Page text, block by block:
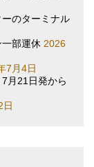
のターミナル
部運休 2026
7月4日
月21日発から
日